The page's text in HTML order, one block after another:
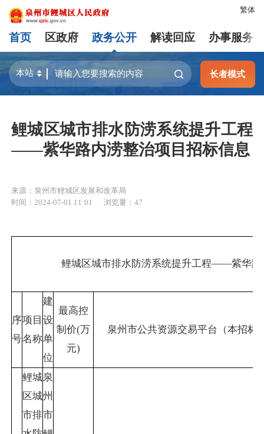
繁体
首页 区政府 政务公开 解读回应 办事服务
长者模式
鲤城区城市排水防涝系统提升工程
——紫华路内涝整治项目招标信息
来源：泉州市鲤城区发展和改革局
时间：2024-07-01 11:01
浏览量： 47
鲤城区城市排水防涝系统提升工程——紫华路
序
号
项目
名称
建
设
单
位
最高控
制价(万
元)
泉州市公共资源交易平台（本招标
鲤城
区城
市排
泉
州
市